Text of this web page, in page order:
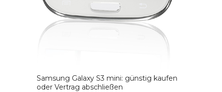
Samsung Galaxy S3 mini: günstig kaufen
oder Vertrag abschließen